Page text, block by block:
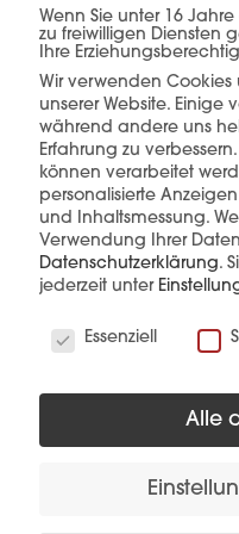
einer
mehr erfahren
Diese
Wenn Sie unter 16
zu freiwilligen Diensten
Ihre
Wir verwenden
unserer Website. Einige
während andere uns
Erfahrung zu verbessern.
können verarbeitet
personalisierte
und Inhaltsmessung.
Verwendung Ihrer
Datenschutzerklärung.
jederzeit unter
Essenziell
Alle